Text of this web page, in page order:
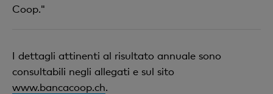
Coop."
I dettagli attinenti al risultato annuale sono
consultabili negli allegati e sul sito
www.bancacoop.ch.